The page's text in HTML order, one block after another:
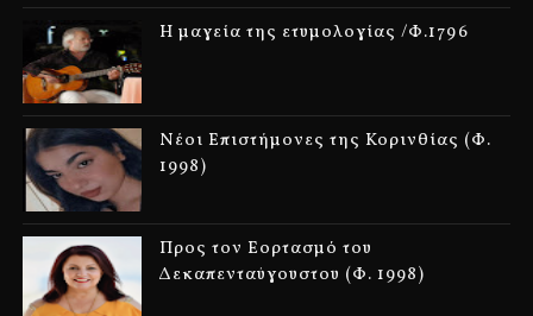
Η μαγεία της ετυμολογίας /Φ.1796
Νέοι Επιστήμονες της Κορινθίας (Φ.
1998)
Προς τον Εορτασμό του
Δεκαπενταύγουστου (Φ. 1998)